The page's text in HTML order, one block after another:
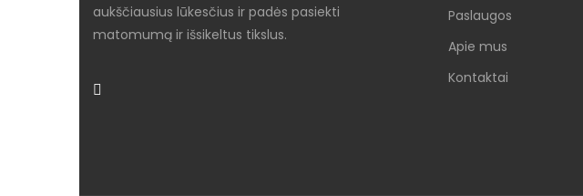
aukščiausius lūkesčius ir padės pasiekti
matomumą ir išsikeltus tikslus.
Paslaugos
Apie mus
Kontaktai